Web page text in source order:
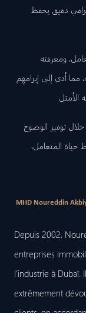
دقيق يحفظ
ومعرفته
مما أدى إلى إبرامهم
توفير الوضوح
حياة المتعامل،
MHD Noureddin
Depuis 2002,
entreprises
l’industrie à
extrêmement